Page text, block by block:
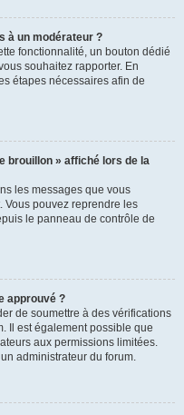
à un modérateur ?
fonctionnalité, un bouton dédié
souhaitez rapporter. En
étapes nécessaires afin de
brouillon » affiché lors de la
les messages que vous
Vous pouvez reprendre les
le panneau de contrôle de
approuvé ?
de soumettre à des vérifications
Il est également possible que
aux permissions limitées.
administrateur du forum.